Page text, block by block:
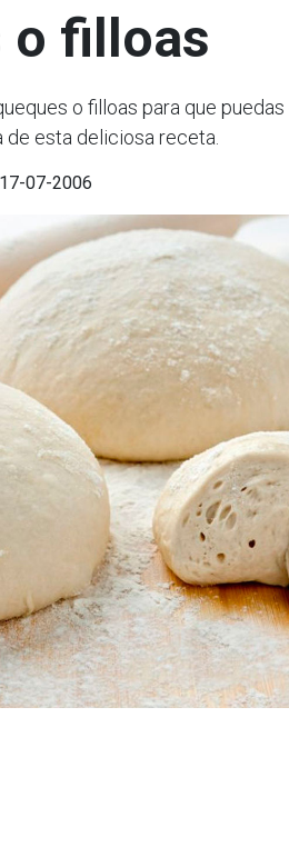
o filloas
o filloas para que
esta deliciosa receta.
07-2006